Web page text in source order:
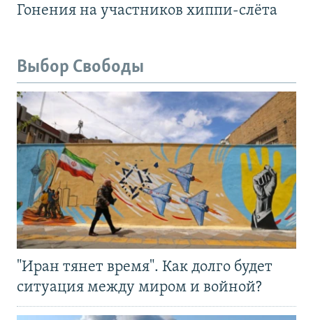
Гонения на участников хиппи-слёта
Выбор Свободы
"Иран тянет время". Как долго будет
ситуация между миром и войной?